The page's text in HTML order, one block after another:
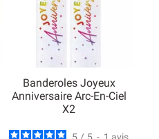
Banderoles Joyeux
Anniversaire Arc-En-Ciel
X2